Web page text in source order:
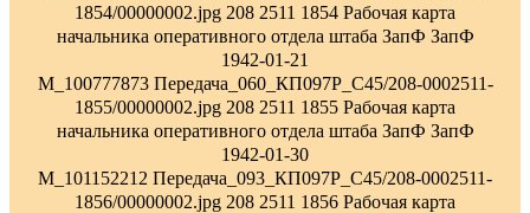
1854/00000002.jpg 208 2511 1854 Рабочая карта
начальника оперативного отдела штаба ЗапФ ЗапФ
1942-01-21
M_100777873 Передача_060_КП097Р_С45/208-0002511-
1855/00000002.jpg 208 2511 1855 Рабочая карта
начальника оперативного отдела штаба ЗапФ ЗапФ
1942-01-30
M_101152212 Передача_093_КП097Р_С45/208-0002511-
1856/00000002.jpg 208 2511 1856 Рабочая карта